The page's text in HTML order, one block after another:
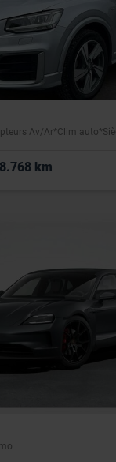
Av/Ar*Clim
km